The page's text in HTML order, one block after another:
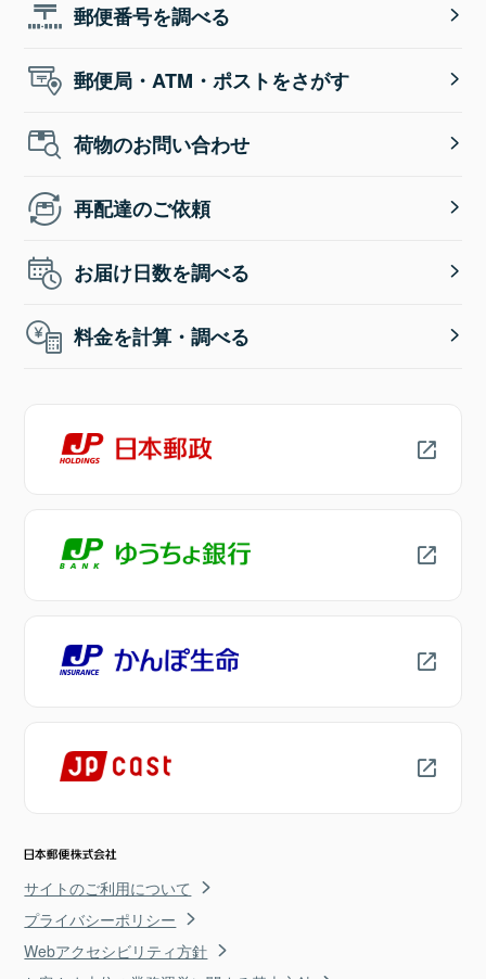
郵便番号を調べる
郵便局・ATM・ポストをさがす
荷物のお問い合わせ
再配達のご依頼
お届け日数を調べる
料金を計算・調べる
サイトのご利用について
プライバシーポリシー
Webアクセシビリティ方針